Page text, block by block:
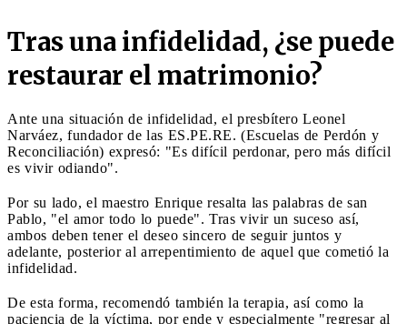
Tras una infidelidad, ¿se puede
restaurar el matrimonio?
Ante una situación de infidelidad, el presbítero Leonel
Narváez, fundador de las ES.PE.RE. (Escuelas de Perdón y
Reconciliación) expresó: "Es difícil perdonar, pero más difícil
es vivir odiando".
Por su lado, el maestro Enrique resalta las palabras de san
Pablo, "el amor todo lo puede". Tras vivir un suceso así,
ambos deben tener el deseo sincero de seguir juntos y
adelante, posterior al arrepentimiento de aquel que cometió la
infidelidad.
De esta forma, recomendó también la terapia, así como la
paciencia de la víctima, por ende y especialmente "regresar al